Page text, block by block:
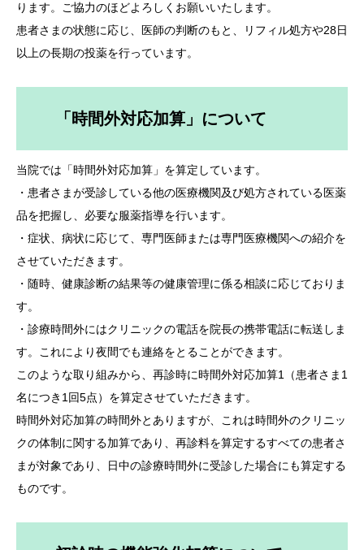
ります。ご協力のほどよろしくお願いいたします。
患者さまの状態に応じ、医師の判断のもと、リフィル処方や28日
以上の長期の投薬を行っています。
「時間外対応加算」について
当院では「時間外対応加算」を算定しています。
・患者さまが受診している他の医療機関及び処方されている医薬
品を把握し、必要な服薬指導を行います。
・症状、病状に応じて、専門医師または専門医療機関への紹介を
させていただきます。
・随時、健康診断の結果等の健康管理に係る相談に応じておりま
す。
・診療時間外にはクリニックの電話を院長の携帯電話に転送しま
す。これにより夜間でも連絡をとることができます。
このような取り組みから、再診時に時間外対応加算1（患者さま1
名につき1回5点）を算定させていただきます。
時間外対応加算の時間外とありますが、これは時間外のクリニッ
クの体制に関する加算であり、再診料を算定するすべての患者さ
まが対象であり、日中の診療時間外に受診した場合にも算定する
ものです。